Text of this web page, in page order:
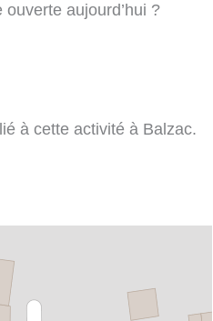
aujourd’hui ?
à cette activité à Balzac.